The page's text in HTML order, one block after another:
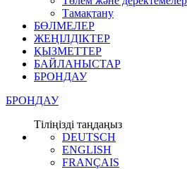
Тамақтану
БӨЛМЕЛЕР
ЖЕҢІЛДІКТЕР
ҚЫЗМЕТТЕР
БАЙЛАНЫСТАР
БРОНДАУ
БРОНДАУ
Тіліңізді таңдаңыз
DEUTSCH
ENGLISH
FRANÇAIS